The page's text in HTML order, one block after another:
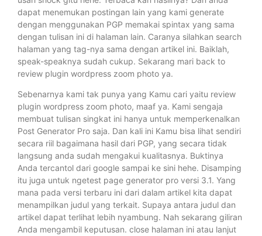
dapat menemukan postingan lain yang kami generate
dengan menggunakan PGP memakai spintax yang sama
dengan tulisan ini di halaman lain. Caranya silahkan search
halaman yang tag-nya sama dengan artikel ini. Baiklah,
speak-speaknya sudah cukup. Sekarang mari back to
review plugin wordpress zoom photo ya.
Sebenarnya kami tak punya yang Kamu cari yaitu review
plugin wordpress zoom photo, maaf ya. Kami sengaja
membuat tulisan singkat ini hanya untuk memperkenalkan
Post Generator Pro saja. Dan kali ini Kamu bisa lihat sendiri
secara riil bagaimana hasil dari PGP, yang secara tidak
langsung anda sudah mengakui kualitasnya. Buktinya
Anda tercantol dari google sampai ke sini hehe. Disamping
itu juga untuk ngetest page generator pro versi 3.1. Yang
mana pada versi terbaru ini dari dalam artikel kita dapat
menampilkan judul yang terkait. Supaya antara judul dan
artikel dapat terlihat lebih nyambung. Nah sekarang giliran
Anda mengambil keputusan. close halaman ini atau lanjut